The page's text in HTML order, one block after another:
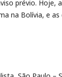
prévio. Hoje,
na Bolívia, e